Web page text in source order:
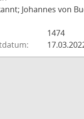
Johannes von
1474